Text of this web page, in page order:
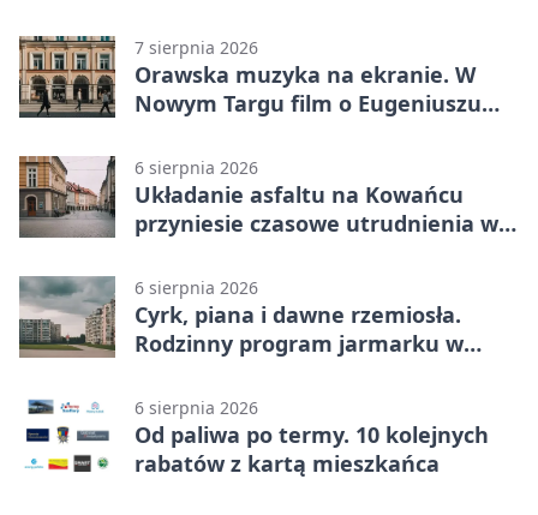
7 sierpnia 2026
Orawska muzyka na ekranie. W
Nowym Targu film o Eugeniuszu
6 sierpnia 2026
Układanie asfaltu na Kowańcu
przyniesie czasowe utrudnienia w
6 sierpnia 2026
Cyrk, piana i dawne rzemiosła.
Rodzinny program jarmarku w
6 sierpnia 2026
Od paliwa po termy. 10 kolejnych
rabatów z kartą mieszkańca